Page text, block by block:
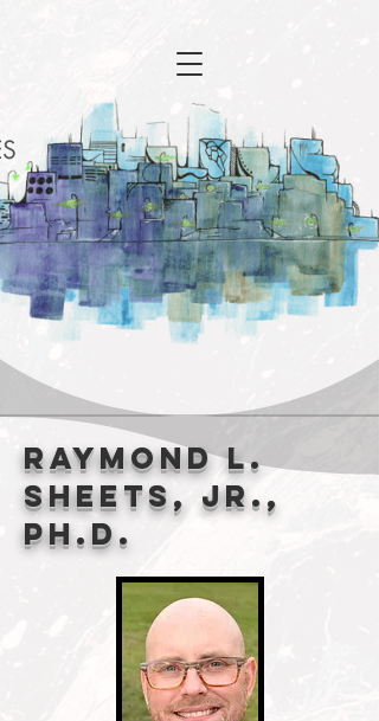
Raymond L.
Sheets, Jr.,
Ph.D.